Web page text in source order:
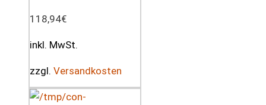
118,94€
inkl. MwSt.
zzgl. Versandkosten